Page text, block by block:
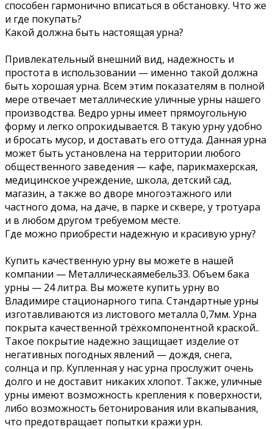
способен гармонично вписаться в обстановку. Что же
и где покупать?
Какой должна быть настоящая урна?
Привлекательный внешний вид, надежность и
простота в использовании — именно такой должна
быть хорошая урна. Всем этим показателям в полной
мере отвечает металлические уличные урны нашего
производства. Ведро урны имеет прямоугольную
форму и легко опрокидывается. В такую урну удобно
и бросать мусор, и доставать его оттуда. Данная урна
может быть установлена на территории любого
общественного заведения — кафе, парикмахерская,
медицинское учреждение, школа, детский сад,
магазин, а также во дворе многоэтажного или
частного дома, на даче, в парке и сквере, у тротуара
и в любом другом требуемом месте.
Где можно приобрести надежную и красивую урну?
Купить качественную урну вы можете в нашей
компании — Металлическаямебель33. Объем бака
урны — 24 литра. Вы можете купить урну во
Владимире стационарного типа. Стандартные урны
изготавливаются из листового металла 0,7мм. Урна
покрыта качественной трёхкомпонентной краской..
Такое покрытие надежно защищает изделие от
негативных погодных явлений — дождя, снега,
солнца и пр. Купленная у нас урна прослужит очень
долго и не доставит никаких хлопот. Также, уличные
урны имеют возможность крепления к поверхности,
либо возможность бетонирования или вкапывания,
что предотвращает попытки кражи урн.